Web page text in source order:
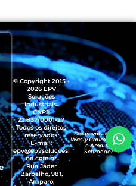
© Copyright 2015 -
2026 EPV
Soluções
Industriais.
CNPJ:
22.837/0001-27
Todos os direitos
reservados.
E-mail:
epv@epvsolucoesi
nd.com.br
Rua Jáder
Barbalho, 981,
Amparo,
Desenvolvido por
Wasly Paumgartten
e Amaury
Schroeder